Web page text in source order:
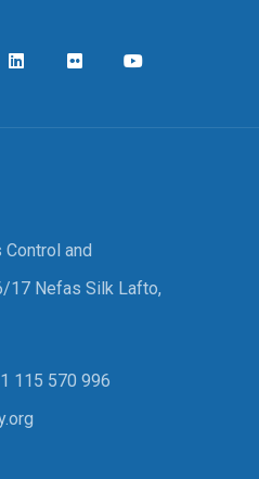
and
17 Nefas Silk Lafto,
115 570 996